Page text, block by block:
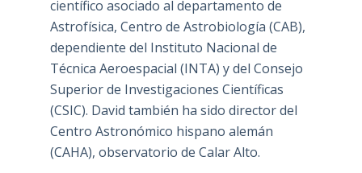
científico asociado al departamento de
Astrofísica, Centro de Astrobiología (CAB),
dependiente del Instituto Nacional de
Técnica Aeroespacial (INTA) y del Consejo
Superior de Investigaciones Científicas
(CSIC). David también ha sido director del
Centro Astronómico hispano alemán
(CAHA), observatorio de Calar Alto.